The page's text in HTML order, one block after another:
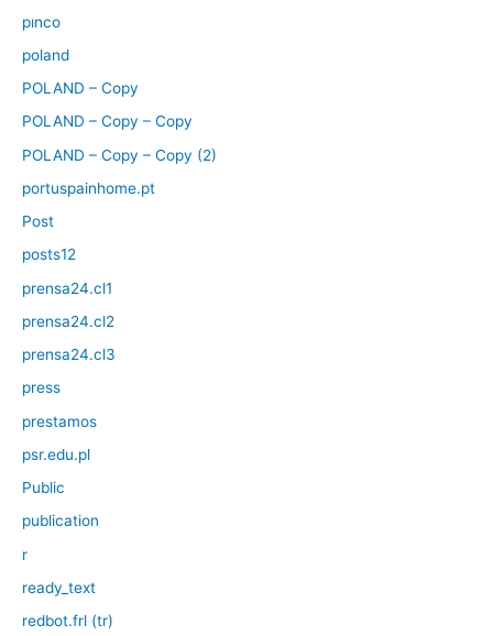
pınco
poland
POLAND – Copy
POLAND – Copy – Copy
POLAND – Copy – Copy (2)
portuspainhome.pt
Post
posts12
prensa24.cl1
prensa24.cl2
prensa24.cl3
press
prestamos
psr.edu.pl
Public
publication
r
ready_text
redbot.frl (tr)